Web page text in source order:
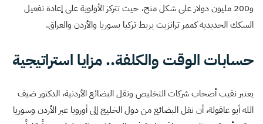
و200 مليون دولار على شكل منح، حيث تتركز الأولوية على إعادة تفعيل
السكك الحديدية كممر ترانزيت يربط تركيا بسوريا والأردن والعراق.
حسابات الوقت والكلفة.. مزايا استراتيجية
يعتبر نقيب أصحاب شركات التخليص ونقل البضائع الأردنية، الدكتور ضيف
الله أبو عاقولة، أن نقل البضائع من دول الخليج إلى أوروبا عبر الأردن وسوريا